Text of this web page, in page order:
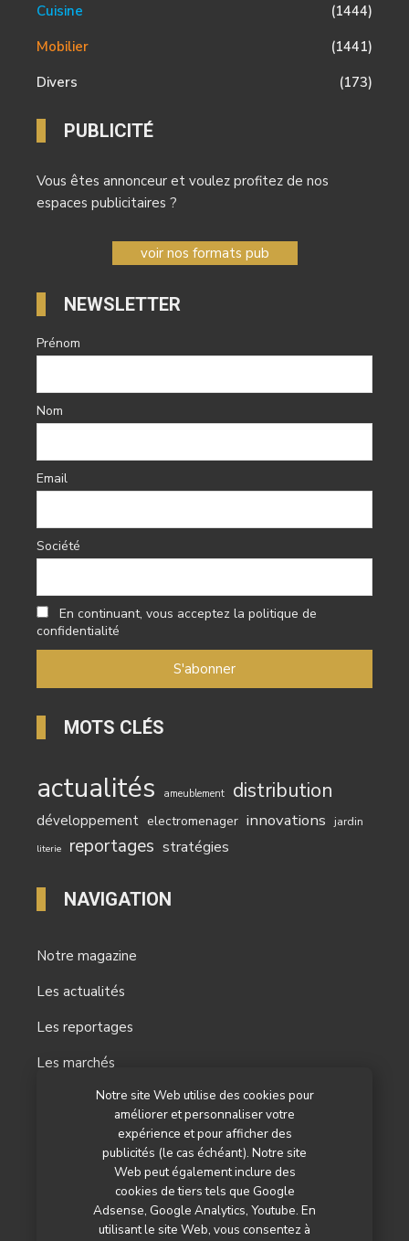
Notre site Web utilise des cookies pour
améliorer et personnaliser votre
expérience et pour afficher des
publicités (le cas échéant). Notre site
Web peut également inclure des
cookies de tiers tels que Google
Adsense, Google Analytics, Youtube. En
utilisant le site Web, vous consentez à
Cuisine
(1444)
Mobilier
(1441)
Divers
(173)
PUBLICITÉ
Vous êtes annonceur et voulez profitez de nos
espaces publicitaires ?
voir nos formats pub
NEWSLETTER
Prénom
Nom
Email
Société
En continuant, vous acceptez la politique de
confidentialité
MOTS CLÉS
actualités ameublement distribution
développement electromenager innovations jardin
literie reportages stratégies
NAVIGATION
Notre magazine
Les actualités
Les reportages
Les marchés
Nos autres titres
Qui sommes-nous ?